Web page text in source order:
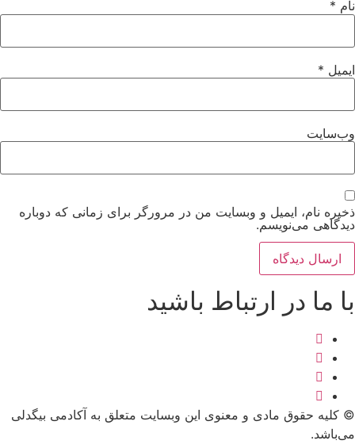
نام *
ایمیل *
وب‌سایت
ذخیره نام، ایمیل و وبسایت من در مرورگر برای زمانی که دوباره
دیدگاهی می‌نویسم.
با ما در ارتباط باشید
© کلیه حقوق مادی و معنوی این وبسایت متعلق به آکادمی بیگدلی
می‌باشد.